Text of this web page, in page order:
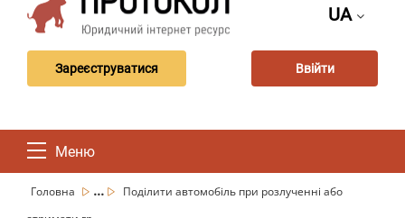
UA
Зареєструватися Ввійти
Меню
Головна ...
Поділити автомобіль при розлученні або